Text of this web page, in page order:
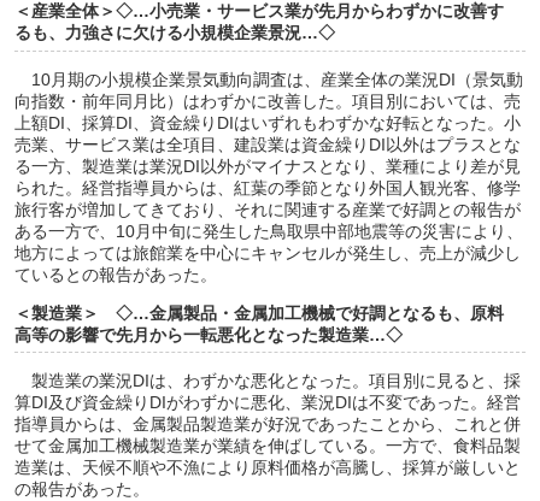
＜産業全体＞◇…小売業・サービス業が先月からわずかに改善す
るも、力強さに欠ける小規模企業景況…◇
10月期の小規模企業景気動向調査は、産業全体の業況DI（景気動
向指数・前年同月比）はわずかに改善した。項目別においては、売
上額DI、採算DI、資金繰りDIはいずれもわずかな好転となった。小
売業、サービス業は全項目、建設業は資金繰りDI以外はプラスとな
る一方、製造業は業況DI以外がマイナスとなり、業種により差が見
られた。経営指導員からは、紅葉の季節となり外国人観光客、修学
旅行客が増加してきており、それに関連する産業で好調との報告が
ある一方で、10月中旬に発生した鳥取県中部地震等の災害により、
地方によっては旅館業を中心にキャンセルが発生し、売上が減少し
ているとの報告があった。
＜製造業＞ ◇…金属製品・金属加工機械で好調となるも、原料
高等の影響で先月から一転悪化となった製造業…◇
製造業の業況DIは、わずかな悪化となった。項目別に見ると、採
算DI及び資金繰りDIがわずかに悪化、業況DIは不変であった。経営
指導員からは、金属製品製造業が好況であったことから、これと併
せて金属加工機械製造業が業績を伸ばしている。一方で、食料品製
造業は、天候不順や不漁により原料価格が高騰し、採算が厳しいと
の報告があった。